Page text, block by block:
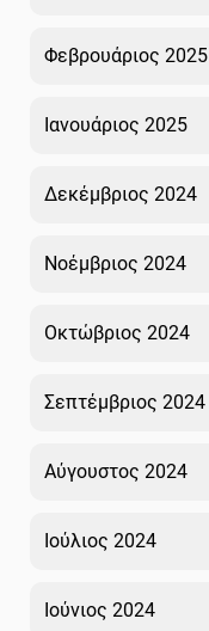
Φεβρουάριος 2025
Ιανουάριος 2025
Δεκέμβριος 2024
Νοέμβριος 2024
Οκτώβριος 2024
Σεπτέμβριος 2024
Αύγουστος 2024
Ιούλιος 2024
Ιούνιος 2024